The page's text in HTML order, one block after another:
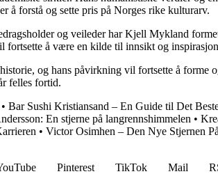
å forstå og sette pris på Norges rike kulturarv.
og veileder har Kjell Mykland
å være en kilde til innsikt og
og hans påvirkning vil fortsette å forme
felles fortid.
Bar Sushi Kristiansand – En Guide til Det
En stjerne på langrennshimmelen •
• Victor Osimhen – Den Nye Stjernen
Pinterest TikTok Mail